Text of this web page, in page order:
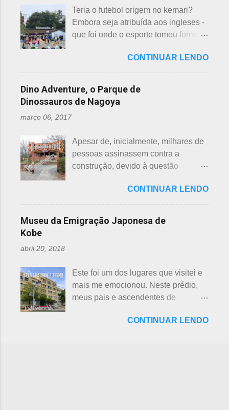
ano. Se procurarmos pela tradução
da palavra Yakudoshi no Google,
aparece a palavra climatério. Embora
não haja muita informação, encontrei
este significado para o climatério
sendo exceção no Japão. Este
número é incluído em vários termos,
por exemplo: 7 maravilhas do mundo,
mares, 7 dias da semana, 7 cores, 7
anões, etc... Budistas acreditam em 7
reencarnações. Japoneses
comemoram o sétimo dia após o
semana após a morte e, novamente,
depois de 7 semanas. Não descobri
a razão, mas não é de estranhar
porque há 7 deuses da sorte.
Shichifukujin (七 福神) significa "Sete
xintoísmo. Shichi ...
Teria o futebol origem no kemari?
Embora seja atribuída aos ingleses -
que foi onde o esporte tomou forma -
origem do futebol. Muitos povos dos
antigos Egito, Grécia e Roma já
tiveram jogos semelhantes há
milhares de anos, além dos sempre
citados chineses e japoneses. Longe
atualmente, o futebol caiu no gosto
deles e é o primeiro no ranking. O
beisebol caiu para o segundo lugar. A
japoneses foi crescendo
gradativamente. Algumas pesquisas
de poucos anos atrás, mostravam o
pelo futebol ultrapassou o beisebol.
Existem campos de futebol
espalhados por todo o arquipélago.
Nos trens, encontramos muitos
garotos japoneses praticantes do
CONTINUAR LENDO
Dino Adventure, o Parque de
Dinossauros de Nagoya
março 06, 2017
Apesar de, inicialmente, milhares de
pessoas assinassem contra a
construção, devido à questão
dinossauros, Dino Adventure
Nagoya, foi inaugurado em julho do
ano passado (2016), junto ao Odaka
Ryokuchi, localizado em Sakyoyama,
danos ou prejuízo. Dino Adventure é
um parque temático que contém 18
réplicas de dinossauros, com sons e
a curiosidade. O som é obtido a partir
CONTINUAR LENDO
Museu da Emigração Japonesa de
Kobe
abril 20, 2018
Este foi um dos lugares que visitei e
mais me emocionou. Neste prédio,
meus pais e ascendentes de
estiveram pela última vez no Japão,
CONTINUAR LENDO